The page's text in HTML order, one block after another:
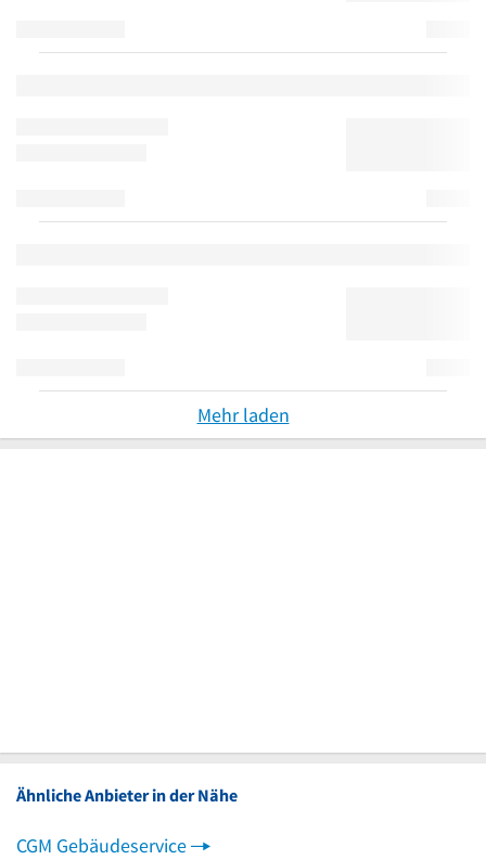
Mehr laden
Ähnliche Anbieter in der Nähe
CGM Gebäudeservice